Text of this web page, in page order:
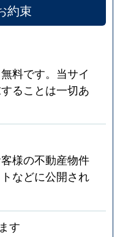
約束
料です。当サイ
ることは一切あ
様の不動産物件
などに公開され
す